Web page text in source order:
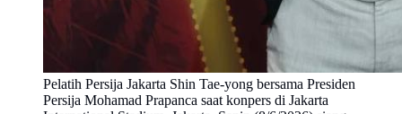
Pelatih Persija Jakarta Shin Tae-yong bersama Presiden
Persija Mohamad Prapanca saat konpers di Jakarta